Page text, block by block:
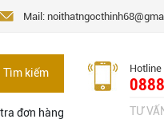
Mail:
Tìm kiếm
đơn hàng TƯ